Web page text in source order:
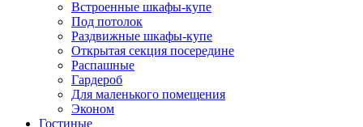
Встроенные шкафы-купе
Под потолок
Раздвижные шкафы-купе
Открытая секция посередине
Распашные
Гардероб
Для маленького помещения
Эконом
Гостиные